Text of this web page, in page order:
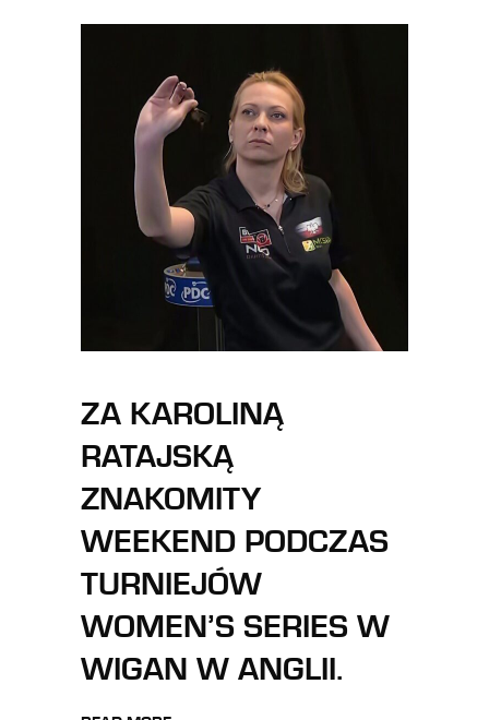
ZA KAROLINĄ
RATAJSKĄ
ZNAKOMITY
WEEKEND PODCZAS
TURNIEJÓW
WOMEN’S SERIES W
WIGAN W ANGLII.